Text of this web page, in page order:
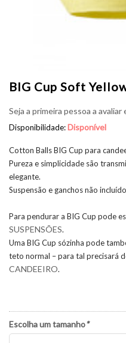
BIG Cup Soft
Seja a primeira pessoa a
Disponibilidade:Disponível
Cotton Balls BIG Cup para
Pureza e simplicidade são
elegante.
Suspensão e ganchos não
Para pendurar a BIG Cup pode
SUSPENSÕES.
Uma BIG Cup sózinha pode
teto normal – para tal precisará
CANDEEIRO.
Escolha um tamanho*